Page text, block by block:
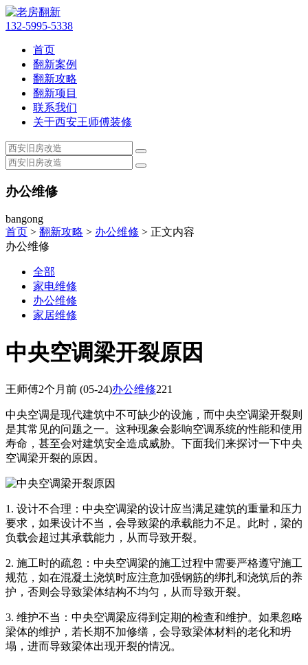
132-5995-5338
首页
翻新案例
翻新攻略
翻新项目
联系我们
关于西安王师傅装修
办公维修
bangong
首页 > 翻新攻略 > 办公维修 > 正文内容
办公维修
全部
家电维修
办公维修
家居维修
中央空调梁开裂原因
王师傅2个月前 (05-24)办公维修221
中央空调是现代建筑中不可缺少的设施，而中央空调梁开裂则
是其常见的问题之一。这种现象会影响空调系统的性能和使用
寿命，甚至会对建筑安全造成威胁。下面我们来探讨一下中央
空调梁开裂的原因。
1. 设计不合理：中央空调梁的设计应当满足建筑的重量和压力
要求，如果设计不当，会导致梁的承载能力不足。此时，梁的
负载会超过其承载能力，从而导致开裂。
2. 施工时的疏忽：中央空调梁的施工过程中需要严格遵守施工
规范，如在混凝土浇筑时应注意加强钢筋的绑扎和浇筑后的养
护，否则会导致梁体结构不均匀，从而导致开裂。
3. 维护不当：中央空调梁应得到定期的检查和维护。如果忽略
梁体的维护，若长期不加修缮，会导致梁体材料的老化和坍
塌，进而导致梁体出现开裂的情况。